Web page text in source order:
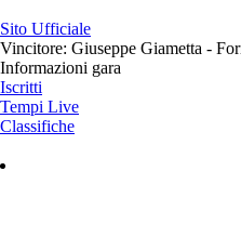
Sito Ufficiale
Vincitore: Giuseppe Giametta -
Informazioni gara
Iscritti
Tempi Live
Classifiche